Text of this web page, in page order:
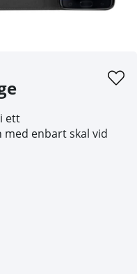
ett
enbart skal vid